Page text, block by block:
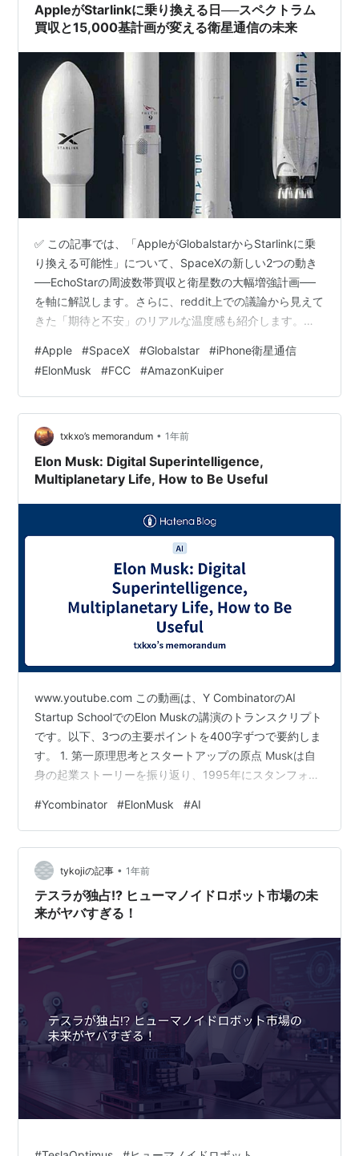
AppleがStarlinkに乗り換える日──スペクトラム
買収と15,000基計画が変える衛星通信の未来
✅ この記事では、「AppleがGlobalstarからStarlinkに乗
り換える可能性」について、SpaceXの新しい2つの動き
──EchoStarの周波数帯買収と衛星数の大幅増強計画──
を軸に解説します。さらに、reddit上での議論から見えて
きた「期待と不安」のリアルな温度感も紹介します。
──17億ドルの周波数買収 15,000基のStarlink衛星
──「覆い尽くす」規模へ 日本ユーザーにとっての意味
──「山でもつながるiPhone」へ？ コミュニティの反応
──redditで見えた賛否 さいごに どうも、となりです。
iP…
#Apple #SpaceX #Globalstar #iPhone衛星通信
#ElonMusk #FCC #AmazonKuiper
txkxo’s memorandum • 1年前
Elon Musk: Digital Superintelligence,
Multiplanetary Life, How to Be Useful
www.youtube.com この動画は、Y CombinatorのAI
Startup SchoolでのElon Muskの講演のトランスクリプト
です。以下、3つの主要ポイントを400字ずつで要約しま
す。 1. 第一原理思考とスタートアップの原点 Muskは自
身の起業ストーリーを振り返り、1995年にスタンフォー
語った。当時は「インターネット」という新しい概念に
挑戦することを選択し、オフィスの床に穴を開けてISPに
直接ケーブルを引くなど、リソース不足を創意工夫で乗
り越えた。Netscapeへの就職を試みたが採用されず、結
果的に自分で会…
#Ycombinator #ElonMusk #AI
tykojiの記事 • 1年前
テスラが独占!? ヒューマノイドロボット市場の未
来がヤバすぎる！